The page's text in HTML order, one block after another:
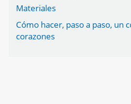
Materiales
Cómo hacer, paso a paso, un
corazones